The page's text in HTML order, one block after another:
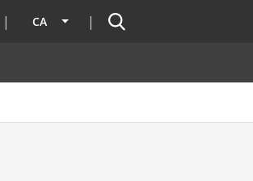
CA Llista les accions addicionals
Cercador